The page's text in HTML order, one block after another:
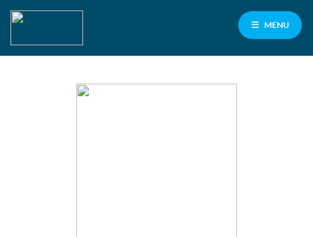
MENU